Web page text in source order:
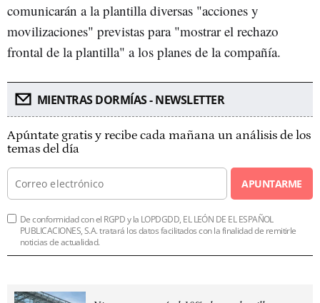
comunicarán a la plantilla diversas "acciones y
movilizaciones" previstas para "mostrar el rechazo
frontal de la plantilla" a los planes de la compañía.
MIENTRAS DORMÍAS - NEWSLETTER
Apúntate gratis y recibe cada mañana un análisis de los
temas del día
APUNTARME
De conformidad con el RGPD y la LOPDGDD, EL LEÓN DE EL ESPAÑOL
PUBLICACIONES, S.A. tratará los datos facilitados con la finalidad de remitirle
noticias de actualidad.